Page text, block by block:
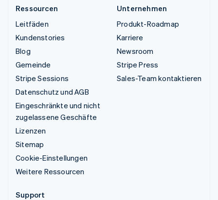
Ressourcen
Leitfäden
Kundenstories
Blog
Gemeinde
Stripe Sessions
Datenschutz und AGB
Eingeschränkte und nicht
zugelassene Geschäfte
Lizenzen
Sitemap
Cookie-Einstellungen
Weitere Ressourcen
Unternehmen
Produkt-Roadmap
Karriere
Newsroom
Stripe Press
Sales-Team kontaktieren
Support